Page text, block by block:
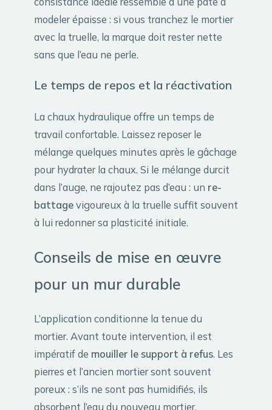
modeler épaisse : si vous tranchez le mortier
avec la truelle, la marque doit rester nette
sans que l’eau ne perle.
Le temps de repos et la réactivation
La chaux hydraulique offre un temps de
travail confortable. Laissez reposer le
mélange quelques minutes après le gâchage
pour hydrater la chaux. Si le mélange durcit
dans l’auge, ne rajoutez pas d’eau : un re-
battagevigoureux à la truelle suffit souvent
à lui redonner sa plasticité initiale.
Conseils de mise en œuvre
pour un mur durable
L’application conditionne la tenue du
mortier. Avant toute intervention, il est
impératif de mouiller le support à refus. Les
pierres et l’ancien mortier sont souvent
poreux : s’ils ne sont pas humidifiés, ils
absorbent l’eau du nouveau mortier,